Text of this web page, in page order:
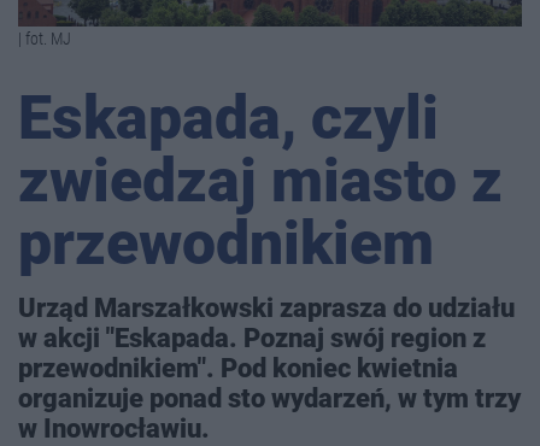
| fot. MJ
Eskapada, czyli
zwiedzaj miasto z
przewodnikiem
Urząd Marszałkowski zaprasza do udziału
w akcji "Eskapada. Poznaj swój region z
przewodnikiem". Pod koniec kwietnia
organizuje ponad sto wydarzeń, w tym trzy
w Inowrocławiu.